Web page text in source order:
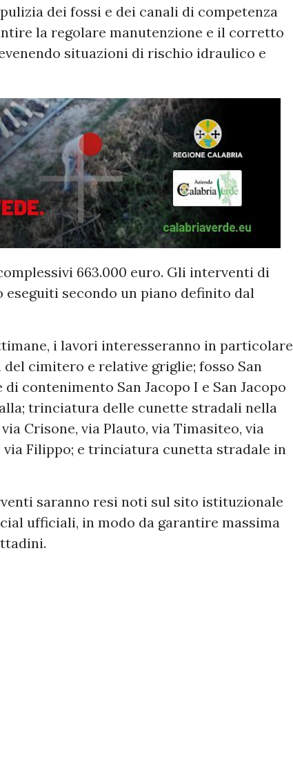
dei fossi e dei canali di competenza
la regolare manutenzione e il corretto
situazioni di rischio idraulico e
663.000 euro. Gli interventi di
secondo un piano definito dal
i lavori interesseranno in particolare
cimitero e relative griglie; fosso San
contenimento San Jacopo I e San Jacopo
trinciatura delle cunette stradali nella
Crisone, via Plauto, via Timasiteo, via
via Filippo; e trinciatura cunetta stradale in
saranno resi noti sul sito istituzionale
ufficiali, in modo da garantire massima